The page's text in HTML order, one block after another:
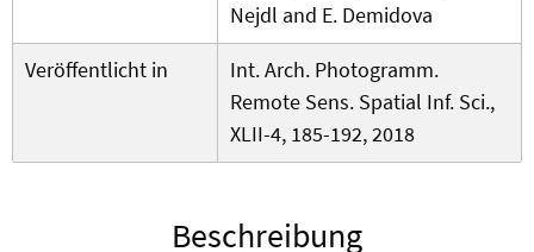
Nejdl and E. Demidova
Veröffentlicht in
Int. Arch. Photogramm.
Remote Sens. Spatial Inf. Sci.,
XLII-4, 185-192, 2018
Beschreibung